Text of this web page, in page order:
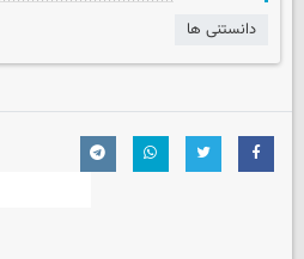
دانستنی ها